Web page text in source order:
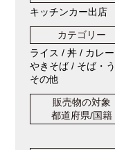
キッチンカー出店
カテゴリー
ライス / 丼 / カレ
やきそば / そば・
その他
販売物の対象
都道府県/国籍